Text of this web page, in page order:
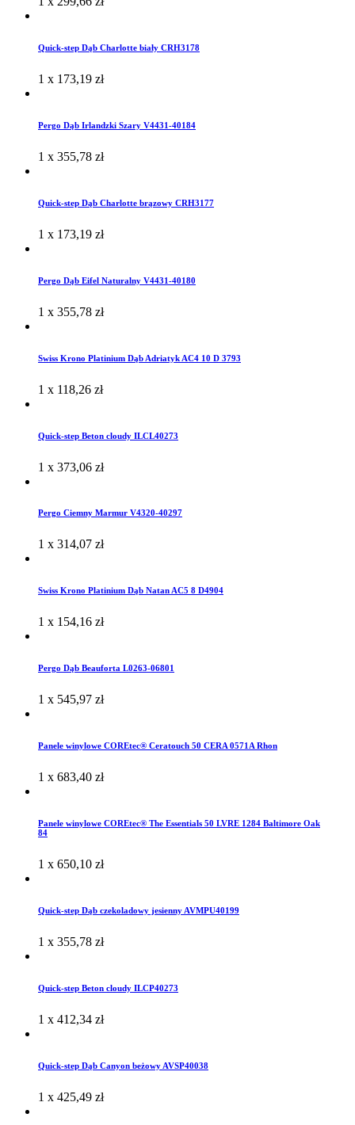
Quick-step Dąb Charlotte biały CRH3178
1 x 173,19 zł
Pergo Dąb Irlandzki Szary V4431-40184
1 x 355,78 zł
Quick-step Dąb Charlotte brązowy CRH3177
1 x 173,19 zł
Pergo Dąb Eifel Naturalny V4431-40180
1 x 355,78 zł
Swiss Krono Platinium Dąb Adriatyk AC4 10 D 3793
1 x 118,26 zł
Quick-step Beton cloudy ILCL40273
1 x 373,06 zł
Pergo Ciemny Marmur V4320-40297
1 x 314,07 zł
Swiss Krono Platinium Dąb Natan AC5 8 D4904
1 x 154,16 zł
Pergo Dąb Beauforta L0263-06801
1 x 545,97 zł
Panele winylowe COREtec® Ceratouch 50 CERA 0571A Rhon
1 x 683,40 zł
Panele winylowe COREtec® The Essentials 50 LVRE 1284 Baltimore Oak
84
1 x 650,10 zł
Quick-step Dąb czekoladowy jesienny AVMPU40199
1 x 355,78 zł
Quick-step Beton cloudy ILCP40273
1 x 412,34 zł
Quick-step Dąb Canyon beżowy AVSP40038
1 x 425,49 zł